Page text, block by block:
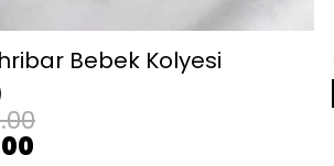
Bebek Kolyesi